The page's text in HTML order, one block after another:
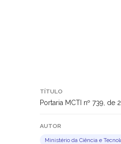
TÍTULO
Portaria MCTI nº 739, de
AUTOR
Ministério da Ciência e